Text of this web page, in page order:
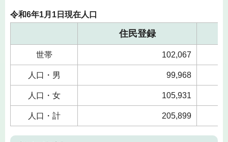
令和6年1月1日現在人口
住民登録
世帯 102,067
人口・男 99,968
人口・女 105,931
人口・計 205,899